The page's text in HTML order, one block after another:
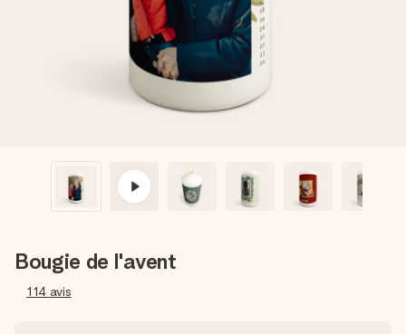
Créez quelque chose d’unique en quelques étapes – avec
son prénom, votre photo ou un message qui touche le cœur.
Sans complications, juste tout l’amour pour le moment idéal.
Bougie de l'avent
114 avis